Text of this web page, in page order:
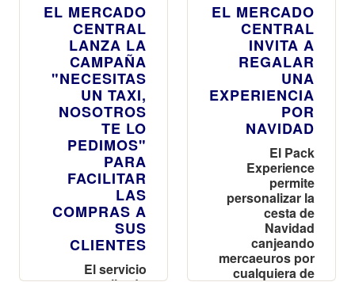
EL MERCADO
CENTRAL
LANZA LA
CAMPAÑA
"NECESITAS
UN TAXI,
NOSOTROS
TE LO
PEDIMOS"
PARA
FACILITAR
LAS
COMPRAS A
SUS
CLIENTES
El servicio
EL MERCADO
CENTRAL
INVITA A
REGALAR
UNA
EXPERIENCIA
POR
NAVIDAD
El Pack
Experience
permite
personalizar la
cesta de
Navidad
canjeando
mercaeuros por
cualquiera de